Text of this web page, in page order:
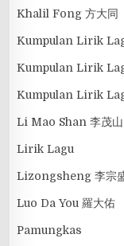
Khalil Fong 方大同
Kumpulan Lirik
Kumpulan Lirik
Kumpulan Lirik
Li Mao Shan 李茂山
Lirik Lagu
Lizongsheng 李宗
Luo Da You 羅大佑
Pamungkas